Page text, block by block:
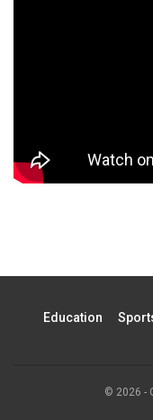
Education
© 2026 -